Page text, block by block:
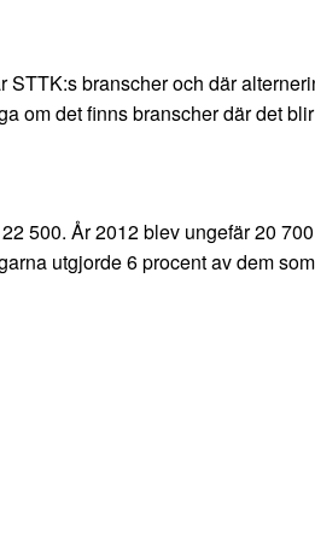
branscher och där
om det finns branscher där det
500. År 2012 blev ungefär 20
utgjorde 6 procent av dem